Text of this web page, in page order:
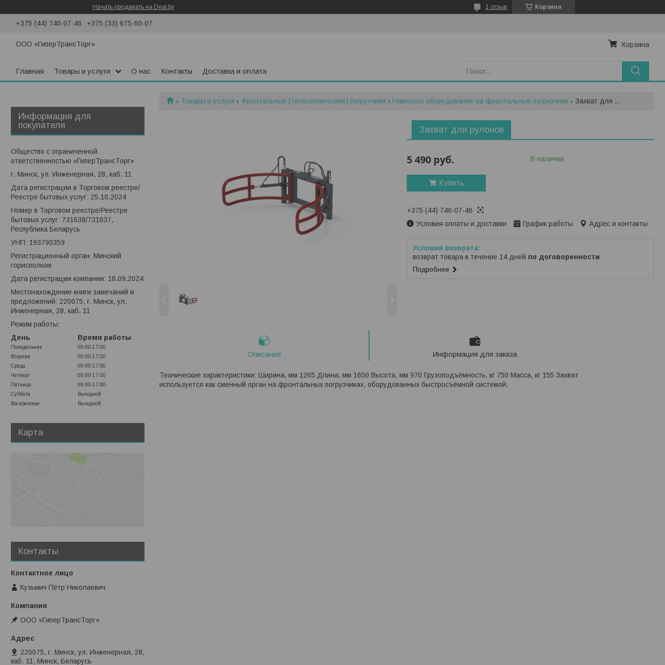
Начать продавать на Deal.by Корзина
1 отзыв
+375 (44) 740-07-46 +375 (33) 675-60-07
ООО «ГиперТрансТорг» Корзина
Главная Товары и услуги О нас Контакты Доставка и оплата
Товары и услуги Фронтальные (телескопические) погрузчики Навесное оборудование на фронтальные погрузчики Захват для рулонов
Захват для рулонов
5 490 руб. В наличии
Купить
+375 (44) 740-07-46
Условия оплаты и доставки
График работы Адрес и контакты
возврат товара в течение 14 дней по договоренности
Подробнее
Описание Информация для заказа
Технические характеристики: Ширина, мм 1265 Длина, мм 1650 Высота, мм 970 Грузоподъёмность, кг 750 Масса, кг 155 Захват
используется как сменный орган на фронтальных погрузчиках, оборудованных быстросъёмной системой.
Информация для
покупателя
Общество с ограниченной
ответственностью «ГиперТрансТорг»
г. Минск, ул. Инженерная, 28, каб. 11
Дата регистрации в Торговом реестре/
Реестре бытовых услуг: 25.10.2024
Номер в Торговом реестре/Реестре
бытовых услуг: 731638/731637,
Республика Беларусь
УНП: 193790359
Регистрационный орган: Минский
горисполком
Дата регистрации компании: 18.09.2024
Местонахождение книги замечаний и
предложений: 220075, г. Минск, ул.
Инженерная, 28, каб. 11
Режим работы:
День
Время работы
Понедельник
09:00-17:00
Вторник
09:00-17:00
Среда
09:00-17:00
Четверг
09:00-17:00
Пятница
09:00-17:00
Суббота
Выходной
Воскресенье
Выходной
Карта
Контакты
Кузьмич Пётр Николаевич
ООО «ГиперТрансТорг»
220075, г. Минск, ул. Инженерная, 28,
каб. 11, Минск, Беларусь